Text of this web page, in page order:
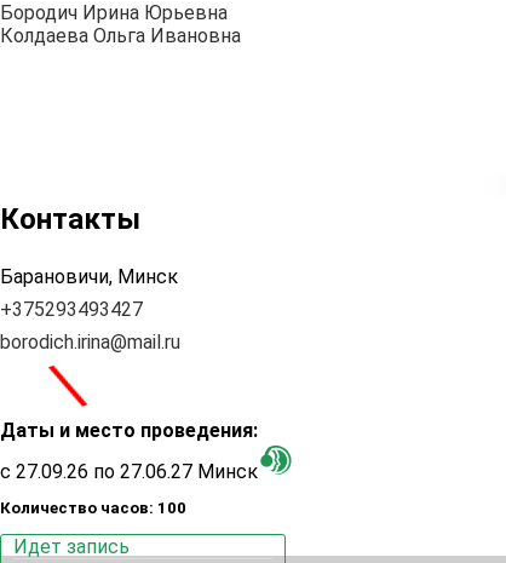
Бородич Ирина Юрьевна
Колдаева Ольга Ивановна
Контакты
Барановичи, Минск
+375293493427
borodich.irina@mail.ru
\
Даты и место проведения:
с 27.09.26 по 27.06.27 Минск
Количество часов: 100
Идет запись